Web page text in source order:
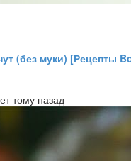
(без муки) [Рецепты
тому назад